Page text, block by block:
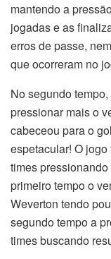
mantendo a
jogadas e as
erros de passe,
que ocorreram no
No segundo
pressionar mais o
cabeceou para o
espetacular! O
times
primeiro tempo o
Weverton tendo
segundo tempo a
times buscando